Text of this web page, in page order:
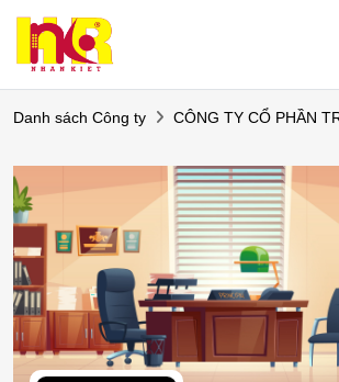
Danh sách Công ty CÔNG TY CỔ PHẦN